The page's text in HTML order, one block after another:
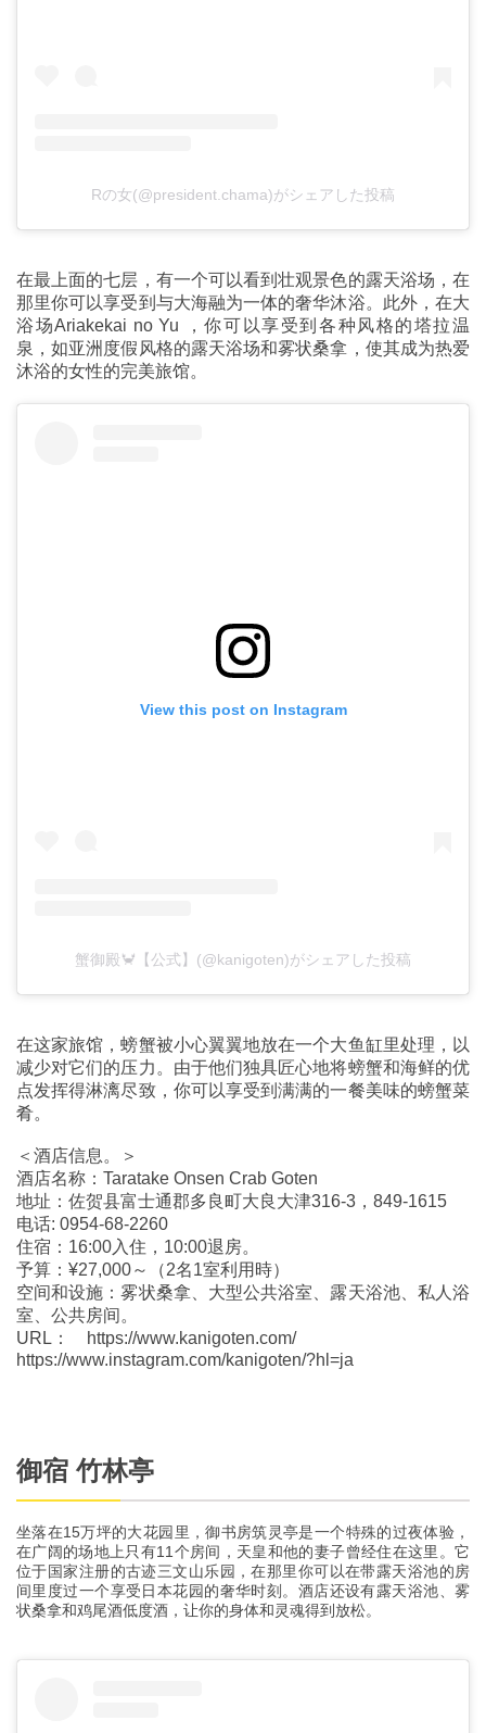
Rの女(@president.chama)がシェアした投稿
在最上面的七层，有一个可以看到壮观景色的露天浴场，在
那里你可以享受到与大海融为一体的奢华沐浴。此外，在大
浴场Ariakekai no Yu ，你可以享受到各种风格的塔拉温
泉，如亚洲度假风格的露天浴场和雾状桑拿，使其成为热爱
沐浴的女性的完美旅馆。
View this post on Instagram
蟹御殿🦀【公式】(@kanigoten)がシェアした投稿
在这家旅馆，螃蟹被小心翼翼地放在一个大鱼缸里处理，以
减少对它们的压力。由于他们独具匠心地将螃蟹和海鲜的优
点发挥得淋漓尽致，你可以享受到满满的一餐美味的螃蟹菜
肴。
＜酒店信息。＞
酒店名称：Taratake Onsen Crab Goten
地址：佐贺县富士通郡多良町大良大津316-3，849-1615
电话: 0954-68-2260
住宿：16:00入住，10:00退房。
予算：¥27,000～（2名1室利用時）
空间和设施：雾状桑拿、大型公共浴室、露天浴池、私人浴
室、公共房间。
URL： https://www.kanigoten.com/
https://www.instagram.com/kanigoten/?hl=ja
御宿 竹林亭
坐落在15万坪的大花园里，御书房筑灵亭是一个特殊的过夜体验，
在广阔的场地上只有11个房间，天皇和他的妻子曾经住在这里。它
位于国家注册的古迹三文山乐园，在那里你可以在带露天浴池的房
间里度过一个享受日本花园的奢华时刻。酒店还设有露天浴池、雾
状桑拿和鸡尾酒低度酒，让你的身体和灵魂得到放松。